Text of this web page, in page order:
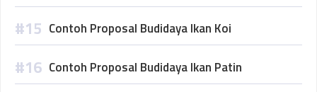
Contoh Proposal Budidaya Ikan Koi
Contoh Proposal Budidaya Ikan Patin